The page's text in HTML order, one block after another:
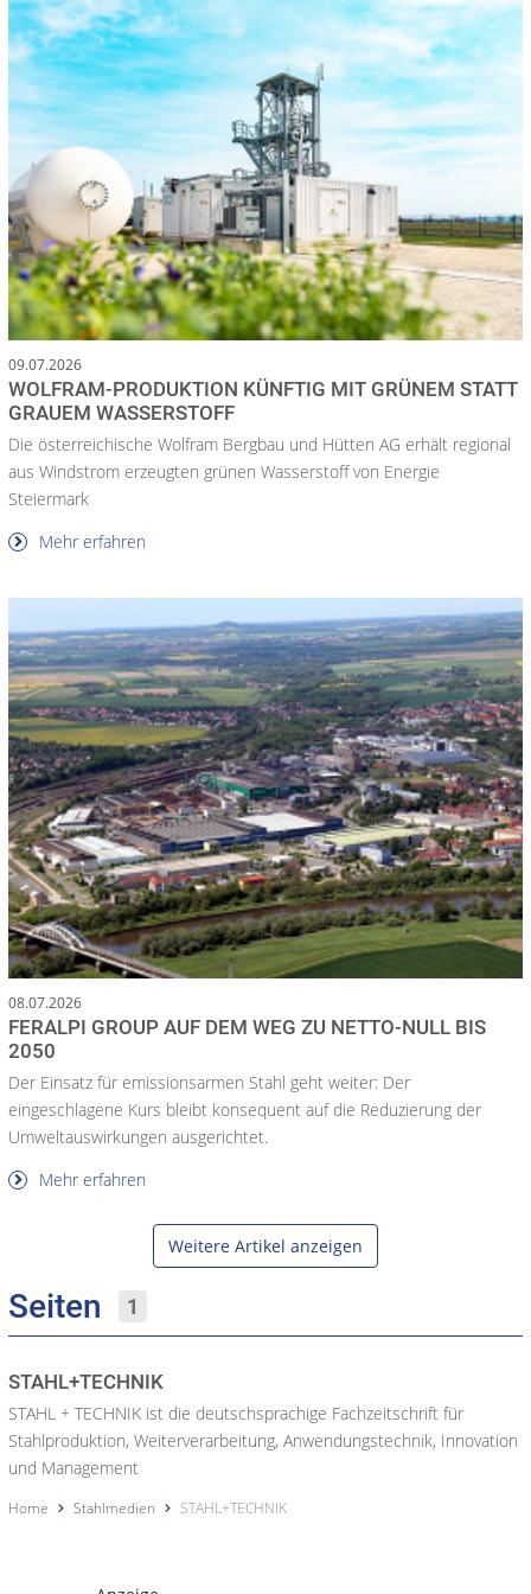
09.07.2026
WOLFRAM-PRODUKTION KÜNFTIG MIT GRÜNEM STATT
GRAUEM WASSERSTOFF
Die österreichische Wolfram Bergbau und Hütten AG erhält regional
aus Windstrom erzeugten grünen Wasserstoff von Energie
Steiermark
Mehr erfahren
08.07.2026
FERALPI GROUP AUF DEM WEG ZU NETTO-NULL BIS
2050
Der Einsatz für emissionsarmen Stahl geht weiter: Der
eingeschlagene Kurs bleibt konsequent auf die Reduzierung der
Umweltauswirkungen ausgerichtet.
Mehr erfahren
Weitere Artikel anzeigen
Seiten 1
STAHL+TECHNIK
STAHL + TECHNIK ist die deutschsprachige Fachzeitschrift für
Stahlproduktion, Weiterverarbeitung, Anwendungstechnik, Innovation
und Management
Home Stahlmedien STAHL+TECHNIK